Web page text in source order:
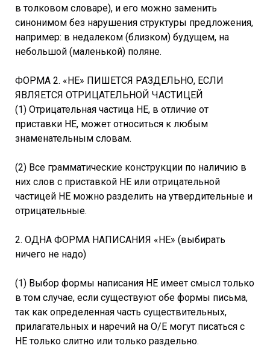
в толковом словаре), и его можно заменить
синонимом без нарушения структуры предложения,
например: в недалеком (близком) будущем, на
небольшой (маленькой) поляне.
ФОРМА 2. «НЕ» ПИШЕТСЯ РАЗДЕЛЬНО, ЕСЛИ
ЯВЛЯЕТСЯ ОТРИЦАТЕЛЬНОЙ ЧАСТИЦЕЙ
(1) Отрицательная частица НЕ, в отличие от
приставки НЕ, может относиться к любым
знаменательным словам.
(2) Все грамматические конструкции по наличию в
них слов с приставкой НЕ или отрицательной
частицей НЕ можно разделить на утвердительные и
отрицательные.
2. ОДНА ФОРМА НАПИСАНИЯ «НЕ» (выбирать
ничего не надо)
(1) Выбор формы написания НЕ имеет смысл только
в том случае, если существуют обе формы письма,
так как определенная часть существительных,
прилагательных и наречий на О/Е могут писаться с
НЕ только слитно или только раздельно.